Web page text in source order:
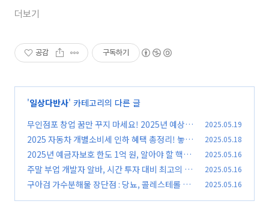
더보기
공감 구독하기
'일상다반사' 카테고리의 다른 글
무인점포 창업 꿈만 꾸지 마세요! 2025년 예상
비용과 절감 팁 대방출 (0)
2025.05.19
2025 자동차 개별소비세 인하 혜택 총정리! 놓치
면 손해
(0)
2025.05.18
2025년 예금자보호 한도 1억 원, 알아야 할 핵심
정보 (0)
2025.05.16
주말 부업 개발자 알바, 시간 투자 대비 최고의 수
익을 얻는 방법 (0)
2025.05.16
구아검 가수분해물 장단점 : 당뇨, 콜레스테롤 관
2025.05.16